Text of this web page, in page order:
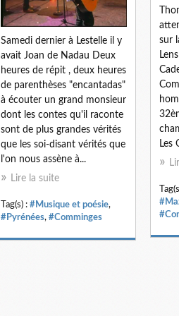
Samedi dernier à Lestelle il y
avait Joan de Nadau Deux
heures de répit , deux heures
de parenthèses "encantadas"
à écouter un grand monsieur
dont les contes qu'il raconte
sont de plus grandes vérités
que les soi-disant vérités que
l'on nous assène à...
Lire la suite
Tag(s) : #Musique et poésie,
#Pyrénées, #Comminges
sur
Les